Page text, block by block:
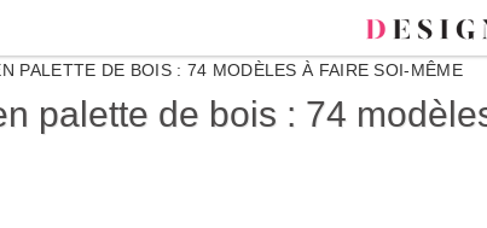
PALETTE DE BOIS : 74 MODÈLES À FAIRE SOI-MÊME
palette de bois : 74